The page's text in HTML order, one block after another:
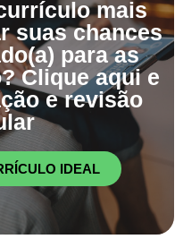
mais
suas chances
para as
Clique aqui e
e revisão
IDEAL